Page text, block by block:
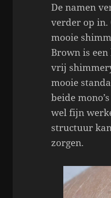
De namen
verder op in.
mooie
Brown is
vrij
mooie
beide
wel fijn
structuur
zorgen.